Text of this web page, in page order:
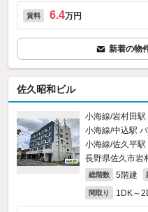
賃料 6.4万円
新着の物
佐久昭和ビル
小海線/岩村田
小海線/中込駅
小海線/佐久平
長野県佐久市岩
総階数 5階建
間取り 1DK～